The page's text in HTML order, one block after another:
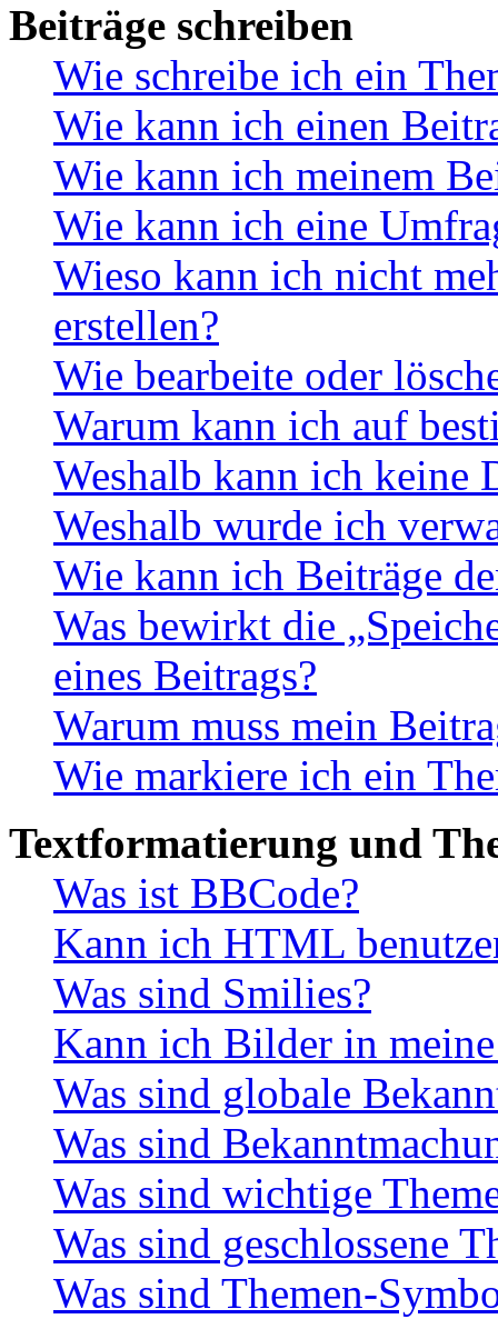
Beiträge schreiben
Wie schreibe ich ein
Wie kann ich einen
Wie kann ich meinem
Wie kann ich eine
Wieso kann ich nicht
erstellen?
Wie bearbeite oder
Warum kann ich auf
Weshalb kann ich keine
Weshalb wurde ich
Wie kann ich Beiträge
Was bewirkt die
eines Beitrags?
Warum muss mein
Wie markiere ich ein
Textformatierung und
Was ist BBCode?
Kann ich HTML
Was sind Smilies?
Kann ich Bilder in
Was sind globale
Was sind
Was sind wichtige
Was sind geschlossene
Was sind Themen-